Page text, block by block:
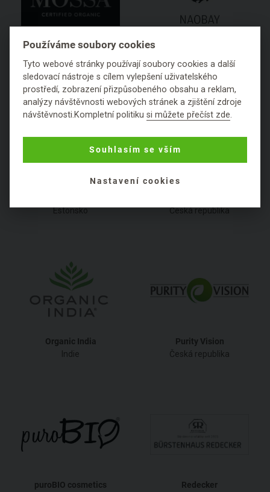
Lotyšsko
Španělsko
Estonsko
Česká republika
Organic India
Indie
Purity Vision
Česká republika
puroBIO cosmetics
Redecker
Používáme soubory cookies
Tyto webové stránky používají soubory cookies a další
sledovací nástroje s cílem vylepšení uživatelského
prostředí, zobrazení přizpůsobeného obsahu a reklam,
analýzy návštěvnosti webových stránek a zjištění zdroje
návštěvnosti.Kompletní politikusi můžete přečíst zde.
Souhlasím se vším
Nastavení cookies